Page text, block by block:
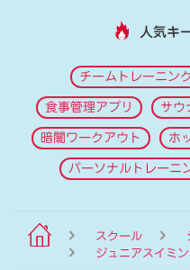
人気キ
チームトレーニン
食事管理アプリ サウ
暗闇ワークアウト ホ
パーソナルトレーニ
スクール
ジュニアスイミ